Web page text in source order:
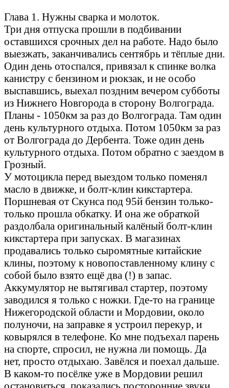
Глава 1. Нужны сварка и молоток.
Три дня отпуска прошли в подбивании
оставшихся срочных дел на работе. Надо было
выезжать, заканчивались сентябрь и тёплые дни.
Один день отоспался, привязал к спинке волка
канистру с бензином и рюкзак, и не особо
выспавшись, выехал поздним вечером субботы
из Нижнего Новгорода в сторону Волгограда.
Планы - 1050км за раз до Волгограда. Там один
день культурного отдыха. Потом 1050км за раз
от Волгограда до Дербента. Тоже один день
культурного отдыха. Потом обратно с заездом в
Грозный.
У мотоцикла перед выездом только поменял
масло в движке, и болт-клин кикстартера.
Поршневая от Скунса под 95й бензин только-
только прошла обкатку. И она же обраткой
раздолбала оригинальный калёный болт-клин
кикстартера при запусках. В магазинах
продавались только сыромятные китайские
клины, поэтому к новопоставленному клину с
собой было взято ещё два (!) в запас.
Аккумулятор не вытягивал стартер, поэтому
заводился я только с ножки. Где-то на границе
Нижегородской области и Мордовии, около
полуночи, на заправке я устроил перекур, и
ковырялся в телефоне. Ко мне подъехал парень
на спорте, спросил, не нужна ли помощь. Да
нет, просто отдыхаю. Завёлся и поехал дальше.
В каком-то посёлке уже в Мордовии решил
остановиться, показались посторонние звуки.